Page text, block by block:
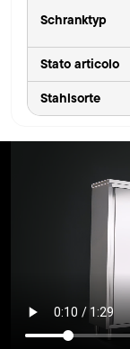
Schranktyp
Stato articolo
Stahlsorte